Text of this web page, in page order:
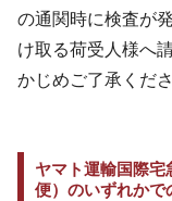
の通関時に検査が
け取る荷受人様へ
かじめご了承くださ
ヤマト運輸国際
便）のいずれかで